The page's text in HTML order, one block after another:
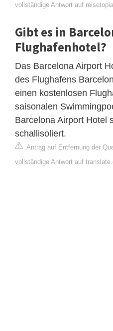
vollständige Antwort auf
Gibt es in
Flughafenhotel?
Das Barcelona Airport
des Flughafens
einen kostenlosen
saisonalen
Barcelona Airport Hotel
schallisoliert.
Antrag auf Entfernung der
vollständige Antwort auf